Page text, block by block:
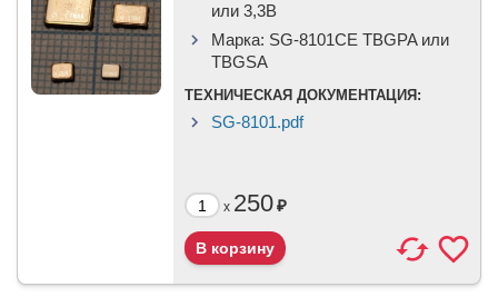
или 3,3B
Марка: SG-8101CE TBGPA или
TBGSA
ТЕХНИЧЕСКАЯ ДОКУМЕНТАЦИЯ:
SG-8101.pdf
x 250₽